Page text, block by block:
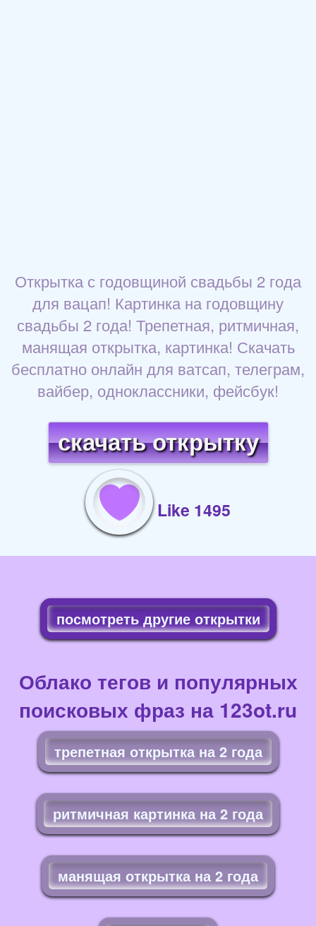
Открытка с годовщиной свадьбы 2 года
для вацап! Картинка на годовщину
свадьбы 2 года! Трепетная, ритмичная,
манящая открытка, картинка! Скачать
бесплатно онлайн для ватсап, телеграм,
вайбер, одноклассники, фейсбук!
скачать открытку
Like 1495
посмотреть другие открытки
Облако тегов и популярных
поисковых фраз на 123ot.ru
трепетная открытка на 2 года
ритмичная картинка на 2 года
манящая открытка на 2 года